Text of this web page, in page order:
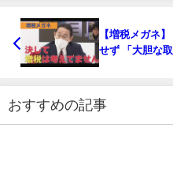
【増税メガネ
せず 「大胆な
おすすめの記事